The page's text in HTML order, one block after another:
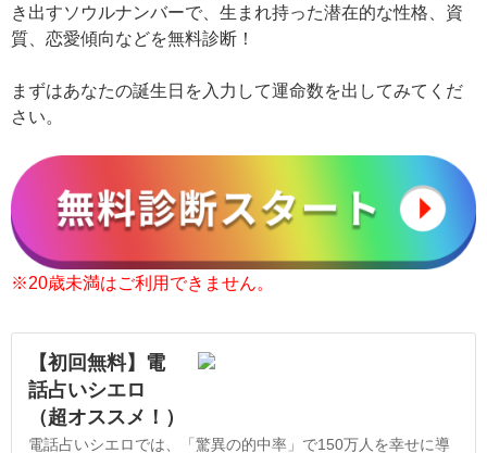
き出すソウルナンバーで、生まれ持った潜在的な性格、資
質、恋愛傾向などを無料診断！
まずはあなたの誕生日を入力して運命数を出してみてくだ
さい。
※20歳未満はご利用できません。
【初回無料】電
話占いシエロ
（超オススメ！）
電話占いシエロでは、「驚異の的中率」で150万人を幸せに導